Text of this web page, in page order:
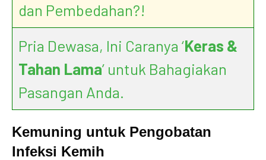
dan Pembedahan?!
Pria Dewasa, Ini Caranya ‘Keras &
Tahan Lama’ untuk Bahagiakan
Pasangan Anda.
Kemuning untuk Pengobatan
Infeksi Kemih